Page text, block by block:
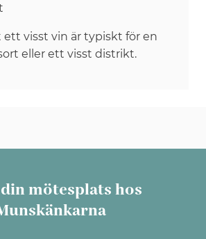
ett visst vin är typiskt för en
eller ett visst distrikt.
mötesplats hos